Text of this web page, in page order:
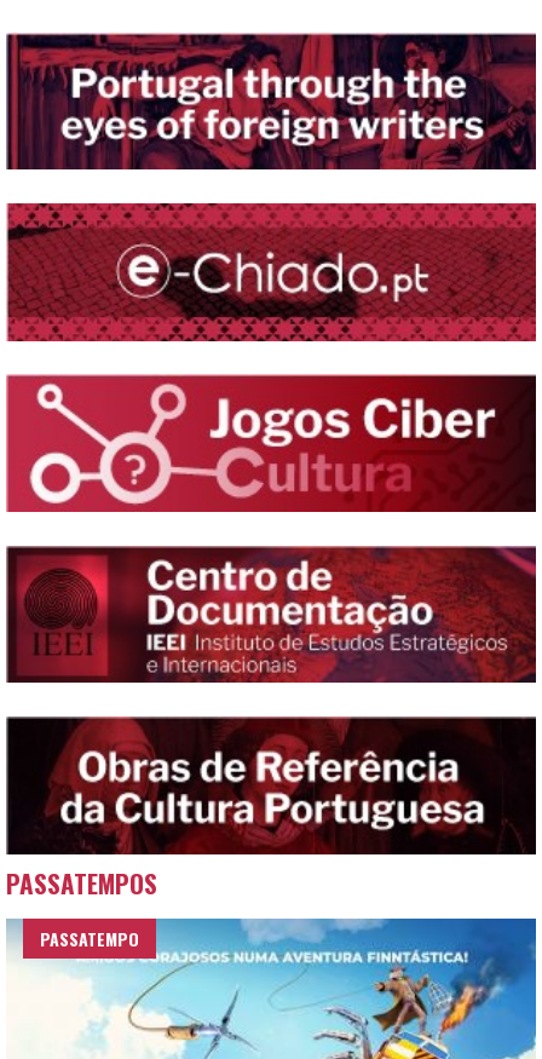
PASSATEMPOS
PASSATEMPO